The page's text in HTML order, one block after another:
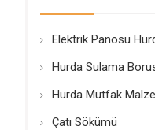
Elektrik Panosu
Hurda Sulama
Hurda Mutfak
Çatı Sökümü